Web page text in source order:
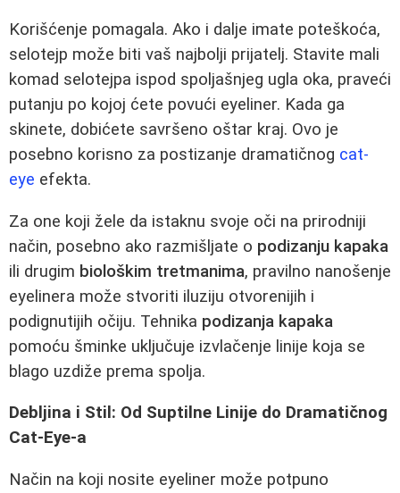
Korišćenje pomagala. Ako i dalje imate poteškoća,
selotejp može biti vaš najbolji prijatelj. Stavite mali
komad selotejpa ispod spoljašnjeg ugla oka, praveći
putanju po kojoj ćete povući eyeliner. Kada ga
skinete, dobićete savršeno oštar kraj. Ovo je
posebno korisno za postizanje dramatičnog cat-
eye efekta.
Za one koji žele da istaknu svoje oči na prirodniji
način, posebno ako razmišljate o podizanju kapaka
ili drugim biološkim tretmanima, pravilno nanošenje
eyelinera može stvoriti iluziju otvorenijih i
podignutijih očiju. Tehnika podizanja kapaka
pomoću šminke uključuje izvlačenje linije koja se
blago uzdiže prema spolja.
Debljina i Stil: Od Suptilne Linije do Dramatičnog
Cat-Eye-a
Način na koji nosite eyeliner može potpuno